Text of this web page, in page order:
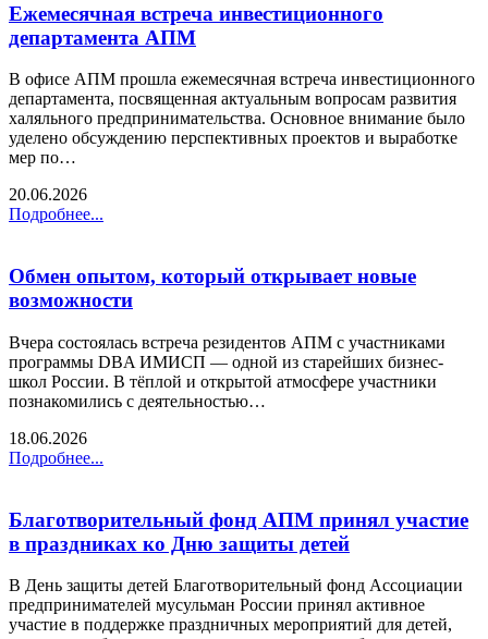
Ежемесячная встреча инвестиционного
департамента АПМ
В офисе АПМ прошла ежемесячная встреча инвестиционного
департамента, посвященная актуальным вопросам развития
халяльного предпринимательства. Основное внимание было
уделено обсуждению перспективных проектов и выработке
мер по…
20.06.2026
Подробнее...
Обмен опытом, который открывает новые
возможности
Вчера состоялась встреча резидентов АПМ с участниками
программы DBA ИМИСП — одной из старейших бизнес-
школ России. В тёплой и открытой атмосфере участники
познакомились с деятельностью…
18.06.2026
Подробнее...
Благотворительный фонд АПМ принял участие
в праздниках ко Дню защиты детей
В День защиты детей Благотворительный фонд Ассоциации
предпринимателей мусульман России принял активное
участие в поддержке праздничных мероприятий для детей,